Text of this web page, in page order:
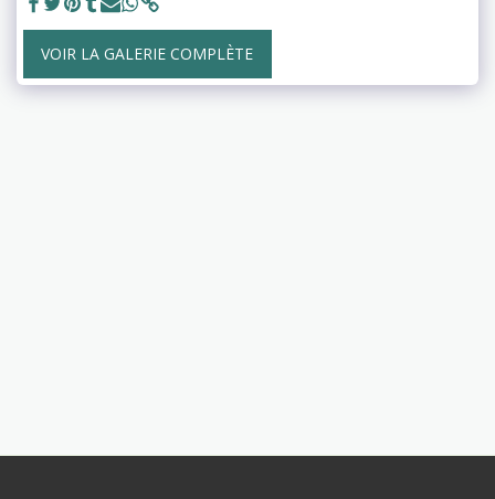
VOIR LA GALERIE COMPLÈTE